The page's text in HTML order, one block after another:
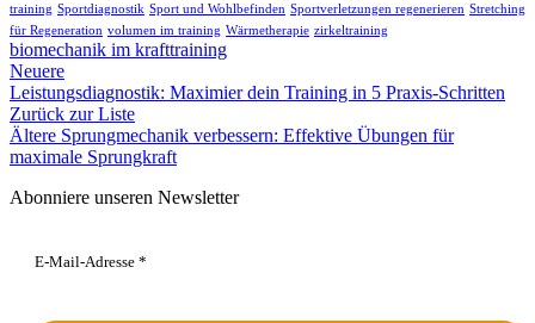
training Sportdiagnostik Sport und Wohlbefinden Sportverletzungen regenerieren Stretching
für Regeneration volumen im training Wärmetherapie zirkeltraining
biomechanik im krafttraining
Neuere
Leistungsdiagnostik: Maximier dein Training in 5 Praxis-Schritten
Zurück zur Liste
Ältere Sprungmechanik verbessern: Effektive Übungen für
maximale Sprungkraft
Abonniere unseren Newsletter